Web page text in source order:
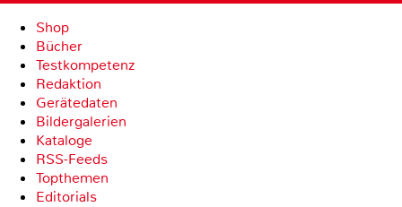
Shop
Bücher
Testkompetenz
Redaktion
Gerätedaten
Bildergalerien
Kataloge
RSS-Feeds
Topthemen
Editorials